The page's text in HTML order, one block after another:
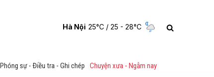
Hà Nội 25°C / 25 - 28°C
Phóng sự - Điều tra - Ghi chép Chuyện xưa - Ngẫm nay